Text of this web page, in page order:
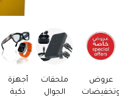
عروض
ملحقات
الجوال
أجهزة
ذكية